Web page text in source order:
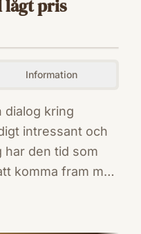
lågt pris
Information
dialog kring
intressant och
har den tid som
komma fram med
som jag